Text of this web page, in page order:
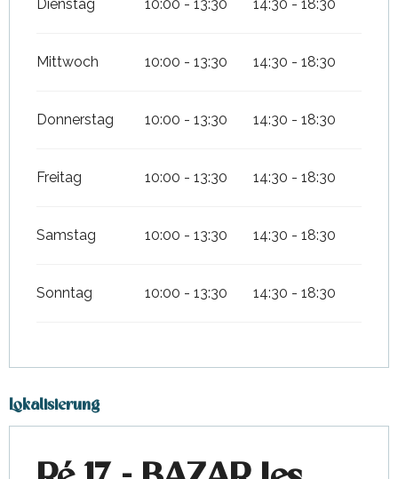
Dienstag 10:00 - 13:30 14:30 - 18:30
Mittwoch 10:00 - 13:30 14:30 - 18:30
Donnerstag 10:00 - 13:30 14:30 - 18:30
Freitag 10:00 - 13:30 14:30 - 18:30
Samstag 10:00 - 13:30 14:30 - 18:30
Sonntag 10:00 - 13:30 14:30 - 18:30
Lokalisierung